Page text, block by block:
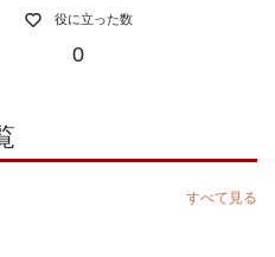
役に立った数
0
すべて見る